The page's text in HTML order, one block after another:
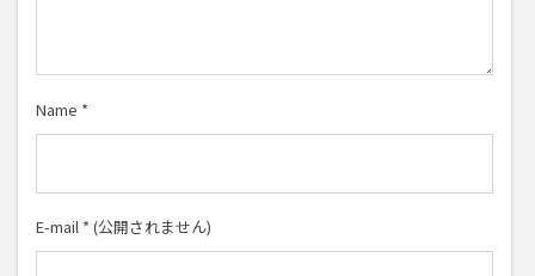
Name *
E-mail * (公開されません)